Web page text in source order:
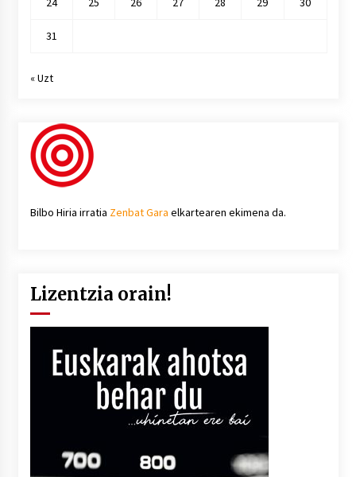
31
« Uzt
Bilbo Hiria irratia Zenbat Gara elkartearen ekimena da.
Lizentzia orain!